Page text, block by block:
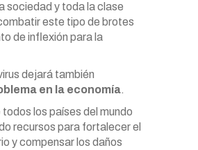
sociedad y toda la clase
este tipo de brotes
de inflexión para la
dejará también
en la economía.
los países del mundo
recursos para fortalecer el
y compensar los daños